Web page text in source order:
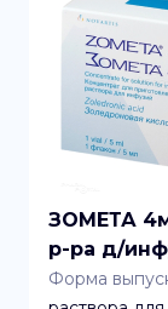
ЗОМЕТА
р-ра д/
Форма